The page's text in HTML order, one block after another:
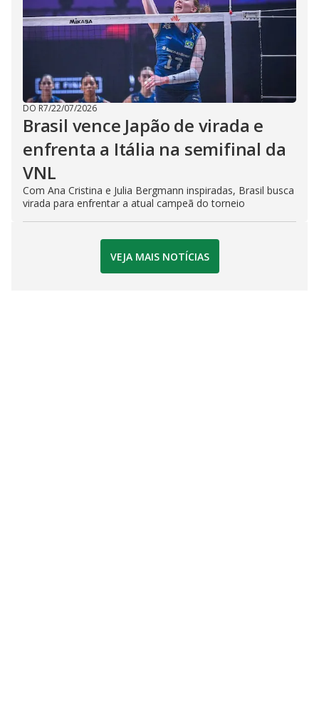
DO R7/22/07/2026
Brasil vence Japão de virada e
enfrenta a Itália na semifinal da
VNL
Com Ana Cristina e Julia Bergmann inspiradas, Brasil busca
virada para enfrentar a atual campeã do torneio
VEJA MAIS NOTÍCIAS